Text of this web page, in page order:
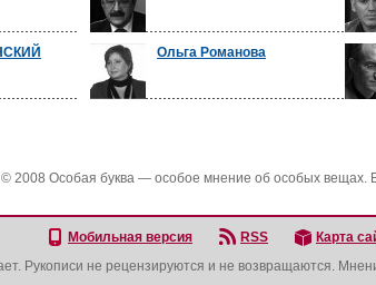
Ольга Романова
© 2008 Особая буква — особое мнение об особых вещах.
Мобильная версия RSS Карта
Рукописи не рецензируются и не возвращаются.